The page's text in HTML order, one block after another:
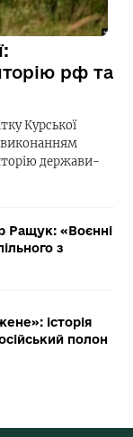
рф та
Курської
виконанням
держави-
Ращук: «Воєнні
з
історія
полон